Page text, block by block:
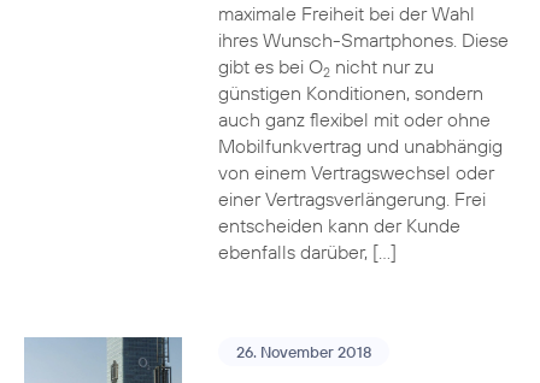
maximale Freiheit bei der Wahl
ihres Wunsch-Smartphones. Diese
gibt es bei O2nicht nur zu
günstigen Konditionen, sondern
auch ganz flexibel mit oder ohne
Mobilfunkvertrag und unabhängig
von einem Vertragswechsel oder
einer Vertragsverlängerung. Frei
entscheiden kann der Kunde
ebenfalls darüber, […]
26. November 2018